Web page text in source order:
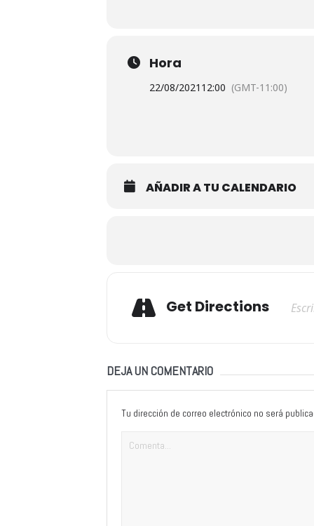
Hora
22/08/2021 12:00 (GMT-11:00)
AÑADIR A TU CALENDARIO
Get Directions
DEJA UN COMENTARIO
Tu dirección de correo electrónico no será